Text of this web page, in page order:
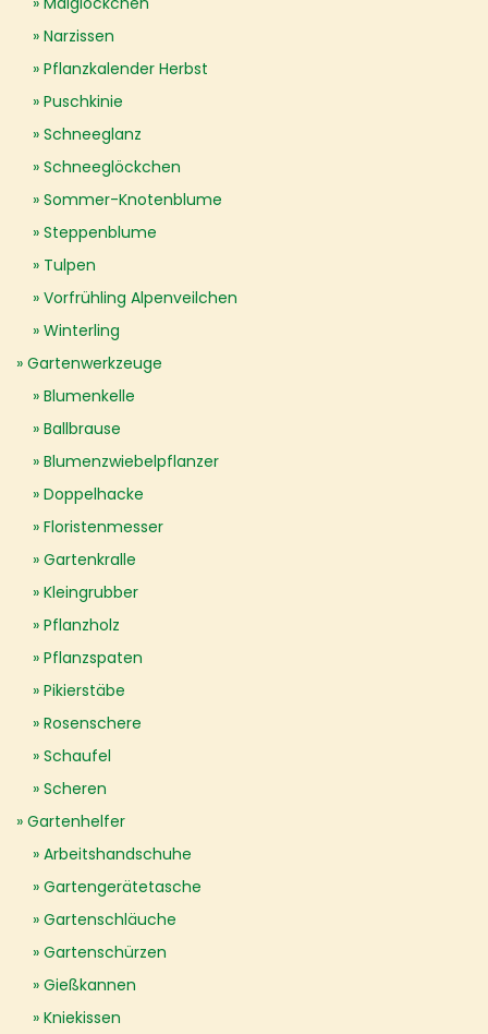
Narzissen
Pflanzkalender Herbst
Puschkinie
Schneeglanz
Schneeglöckchen
Sommer-Knotenblume
Steppenblume
Tulpen
Vorfrühling Alpenveilchen
Winterling
Gartenwerkzeuge
Blumenkelle
Ballbrause
Blumenzwiebelpflanzer
Doppelhacke
Floristenmesser
Gartenkralle
Kleingrubber
Pflanzholz
Pflanzspaten
Pikierstäbe
Rosenschere
Schaufel
Scheren
Gartenhelfer
Arbeitshandschuhe
Gartengerätetasche
Gartenschläuche
Gartenschürzen
Gießkannen
Kniekissen